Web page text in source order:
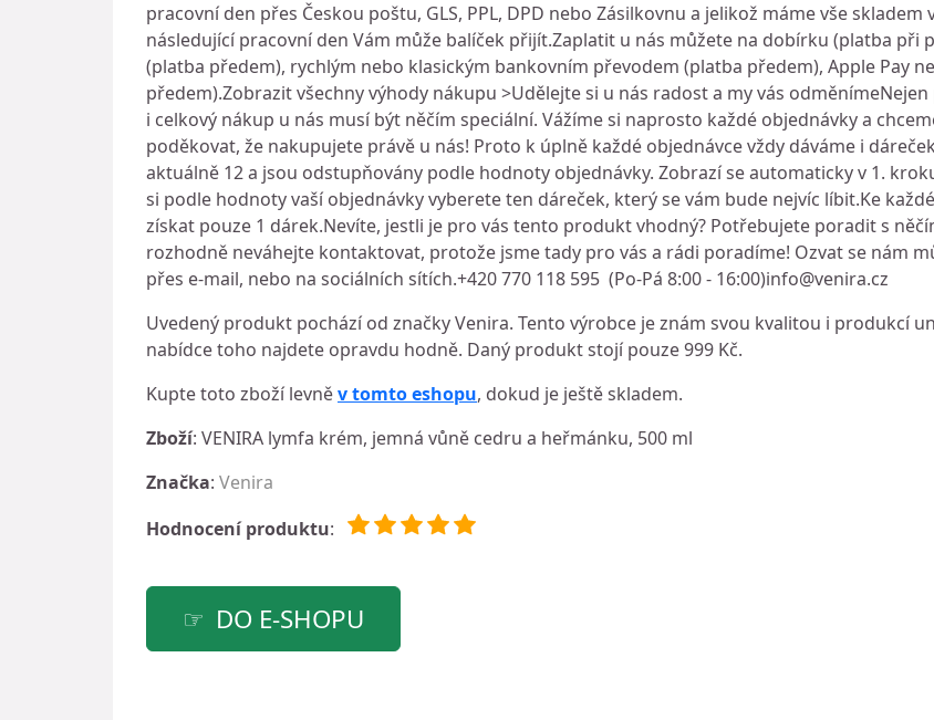
pracovní den přes Českou poštu, GLS, PPL, DPD nebo Zásilkovnu a jelikož máme vše skladem
následující pracovní den Vám může balíček přijít.Zaplatit u nás můžete na dobírku (platba při
(platba předem), rychlým nebo klasickým bankovním převodem (platba předem), Apple Pay
předem).Zobrazit všechny výhody nákupu >Udělejte si u nás radost a my vás
i celkový nákup u nás musí být něčím speciální. Vážíme si naprosto každé objednávky a
poděkovat, že nakupujete právě u nás! Proto k úplně každé objednávce vždy dáváme i
aktuálně 12 a jsou odstupňovány podle hodnoty objednávky. Zobrazí se automaticky v 1.
si podle hodnoty vaší objednávky vyberete ten dáreček, který se vám bude nejvíc líbit.Ke
získat pouze 1 dárek.Nevíte, jestli je pro vás tento produkt vhodný? Potřebujete poradit s
rozhodně neváhejte kontaktovat, protože jsme tady pro vás a rádi poradíme! Ozvat se nám
přes e-mail, nebo na sociálních sítích.+420 770 118 595 (Po-Pá 8:00 - 16:00)info@venira.cz
Uvedený produkt pochází od značky Venira. Tento výrobce je znám svou kvalitou i produkcí
nabídce toho najdete opravdu hodně. Daný produkt stojí pouze 999 Kč.
Kupte toto zboží levněv tomto eshopu, dokud je ještě skladem.
Zboží: VENIRA lymfa krém, jemná vůně cedru a heřmánku, 500 ml
Značka: Venira
Hodnocení produktu:
DO E-SHOPU